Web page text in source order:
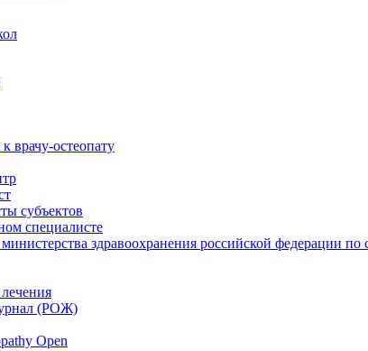
врачу-остеопату
субъектов
специалисте
здравоохранения российской федерации по
(РОЖ)
Open